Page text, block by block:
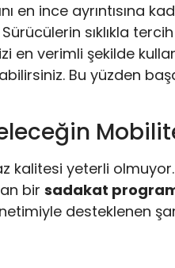
en ince
sıklıkla
verimli şekilde
Bu yüzden
kalitesi yeterli
bir sadakat
desteklenen